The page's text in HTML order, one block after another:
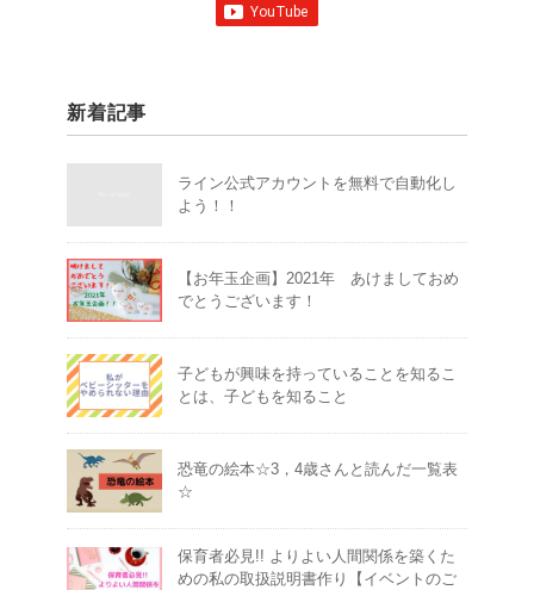
新着記事
ライン公式アカウントを無料で自動化し
よう！！
【お年玉企画】2021年 あけましておめ
でとうございます！
子どもが興味を持っていることを知るこ
とは、子どもを知ること
恐竜の絵本☆3，4歳さんと読んだ一覧表
☆
保育者必見!! よりよい人間関係を築くた
めの私の取扱説明書作り【イベントのご